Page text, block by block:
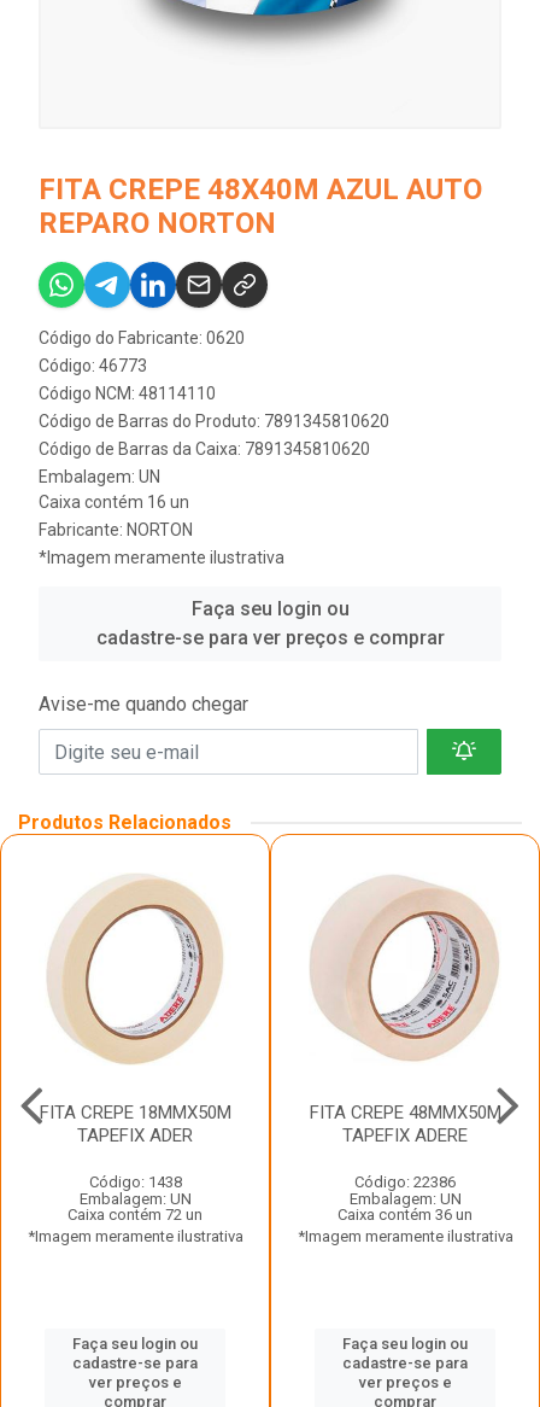
FITA CREPE 48X40M AZUL AUTO
REPARO NORTON
Código do Fabricante: 0620
Código: 46773
Código NCM: 48114110
Código de Barras do Produto: 7891345810620
Código de Barras da Caixa: 7891345810620
Embalagem: UN
Caixa contém 16 un
Fabricante: NORTON
*Imagem meramente ilustrativa
Faça seu login ou
cadastre-se para ver preços e comprar
Avise-me quando chegar
Produtos Relacionados
FITA CREPE 18MMX50M
TAPEFIX ADER
Código: 1438
Embalagem: UN
Caixa contém 72 un
*Imagem meramente ilustrativa
Faça seu login ou
cadastre-se para
ver preços e
comprar
FITA CREPE 48MMX50M
TAPEFIX ADERE
Código: 22386
Embalagem: UN
Caixa contém 36 un
*Imagem meramente ilustrativa
Faça seu login ou
cadastre-se para
ver preços e
comprar